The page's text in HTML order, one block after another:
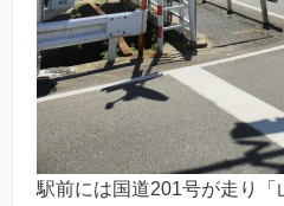
駅前には国道201号が走り「